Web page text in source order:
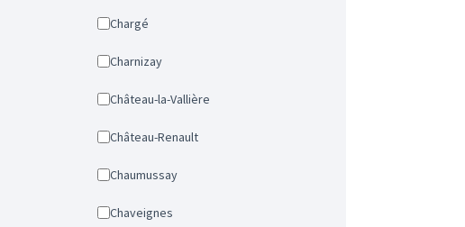
Chargé
Charnizay
Château-la-Vallière
Château-Renault
Chaumussay
Chaveignes